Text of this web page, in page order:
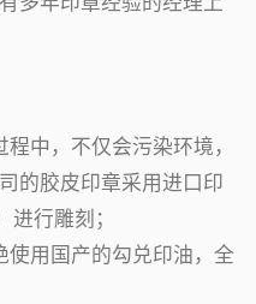
中，不仅会污染环境，
的胶皮印章采用进口印
进行雕刻；
使用国产的勾兑印油，全